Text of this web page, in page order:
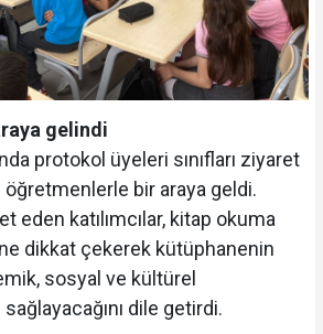
gelindi
protokol üyeleri sınıfları ziyaret
bir araya geldi.
eden katılımcılar, kitap okuma
dikkat çekerek kütüphanenin
sosyal ve kültürel
dile getirdi.